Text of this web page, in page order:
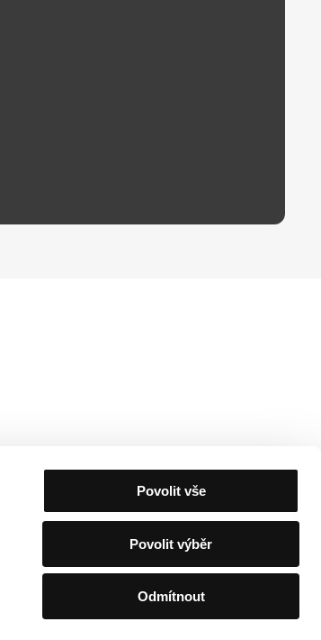
Povolit vše
Povolit výběr
Odmítnout